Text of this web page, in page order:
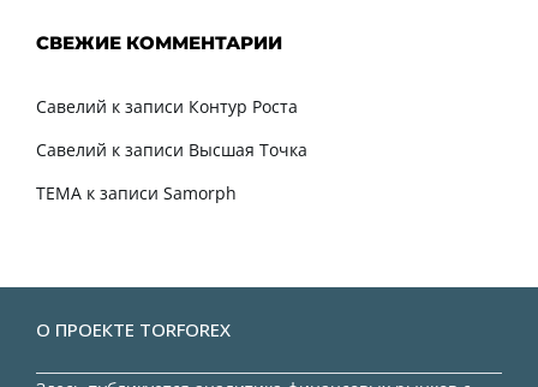
СВЕЖИЕ КОММЕНТАРИИ
Савелий к записи Контур Роста
Савелий к записи Высшая Точка
TEMA к записи Samorph
О ПРОЕКТЕ TORFOREX